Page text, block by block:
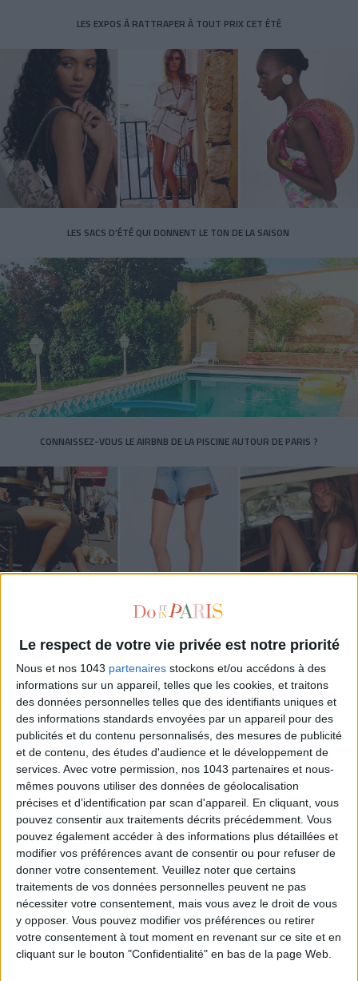
Le respect de votre vie privée est notre priorité
Nous et nos 1043 partenaires stockons et/ou accédons à des
informations sur un appareil, telles que les cookies, et traitons
des données personnelles telles que des identifiants uniques et
des informations standards envoyées par un appareil pour des
publicités et du contenu personnalisés, des mesures de publicité
et de contenu, des études d'audience et le développement de
services. Avec votre permission, nos 1043 partenaires et nous-
mêmes pouvons utiliser des données de géolocalisation
précises et d’identification par scan d'appareil. En cliquant, vous
pouvez consentir aux traitements décrits précédemment. Vous
pouvez également accéder à des informations plus détaillées et
modifier vos préférences avant de consentir ou pour refuser de
donner votre consentement. Veuillez noter que certains
traitements de vos données personnelles peuvent ne pas
nécessiter votre consentement, mais vous avez le droit de vous
y opposer. Vous pouvez modifier vos préférences ou retirer
votre consentement à tout moment en revenant sur ce site et en
cliquant sur le bouton "Confidentialité" en bas de la page Web.
LES EXPOS À RATTRAPER À TOUT PRIX CET ÉTÉ
LES SACS D’ÉTÉ QUI DONNENT LE TON DE LA SAISON
CONNAISSEZ-VOUS LE AIRBNB DE LA PISCINE AUTOUR DE PARIS ?
LES SNEAKERS STARS DE L’ÉTÉ
Inscrivez-vous à notre newsletter
S'INSCRIRE